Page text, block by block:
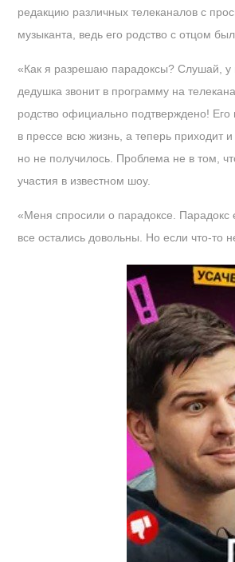
редакцию различных телеканалов с
музыканта, ведь его родство с отцом
«Как я разрешаю парадоксы? Слушай, у
дедушка звонит в программу на
родство официально подтверждено!
в прессе всю жизнь, а теперь приходит
но не получилось. Проблема не в том,
участия в известном шоу.
«Меня спросили о парадоксе. Парадокс
все остались довольны. Но если что-то